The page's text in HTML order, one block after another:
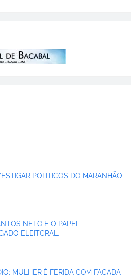
POLITICOS DO MARANHÃO
NETO E O PAPEL
ELEITORAL.
MULHER É FERIDA COM FACADA